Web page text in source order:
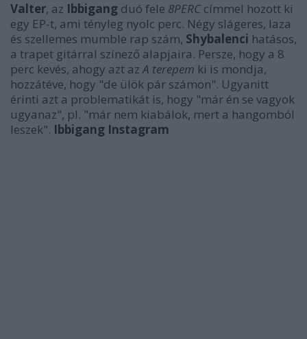
Valter, az Ibbigang duó fele 8PERC címmel hozott ki
egy EP-t, ami tényleg nyolc perc. Négy slágeres, laza
és szellemes mumble rap szám, Shybalenci hatásos,
a trapet gitárral színező alapjaira. Persze, hogy a 8
perc kevés, ahogy azt azA terepem ki is mondja,
hozzátéve, hogy "de ülök pár számon". Ugyanitt
érinti azt a problematikát is, hogy "már én se vagyok
ugyanaz", pl. "már nem kiabálok, mert a hangomból
leszek". Ibbigang Instagram